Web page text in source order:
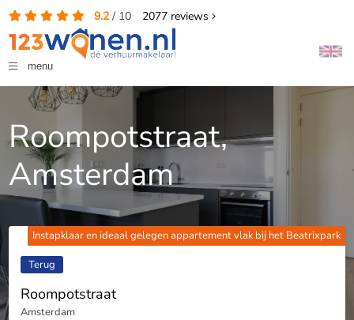
9.2/ 10 2077reviews
menu
Roompotstraat,
Amsterdam
Instapklaar en ideaal gelegen appartement vlak bij het Beatrixpark
Terug
Roompotstraat
Amsterdam